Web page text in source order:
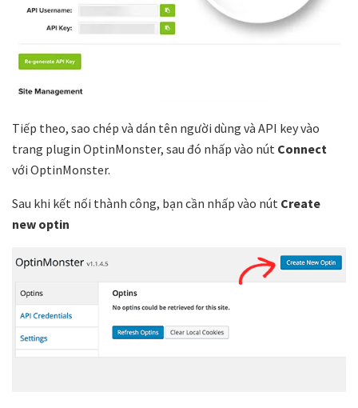
Tiếp theo, sao chép và dán tên người dùng và API key vào
trang plugin OptinMonster, sau đó nhấp vào nút Connect
với OptinMonster.
Sau khi kết nối thành công, bạn cần nhấp vào nút Create
new optin